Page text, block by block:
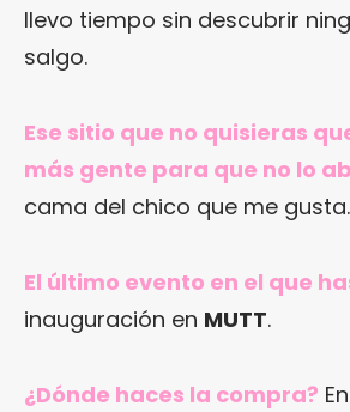
llevo tiempo sin descubrir
salgo.
Ese sitio que no quisieras
más gente para que no lo
cama del chico que me gusta.
El último evento en el que
inauguración en MUTT.
¿Dónde haces la compra?